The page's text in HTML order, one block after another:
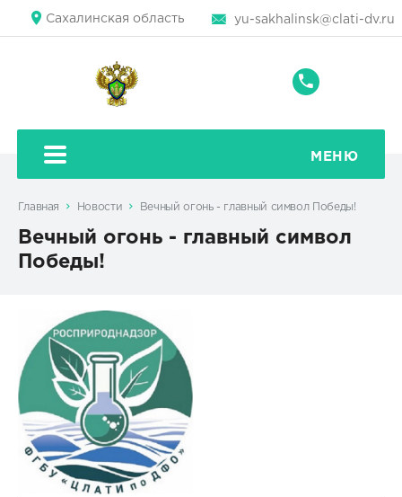
Сахалинская область yu-sakhalinsk@clati-dv.ru
+7
43-
71
МЕНЮ
Главная Новости Вечный огонь - главный символ Победы!
Вечный огонь - главный символ
Победы!